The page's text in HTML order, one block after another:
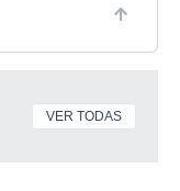
VER TODAS